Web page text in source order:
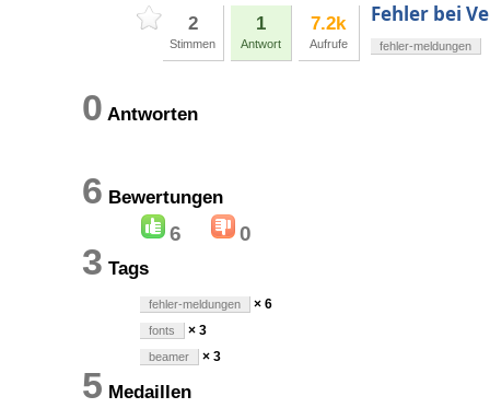
2
Stimmen
1
Antwort
7.2k
Aufrufe
Fehler bei
fehler-meldungen
0 Antworten
6 Bewertungen
6 0
3 Tags
fehler-meldungen × 6
fonts × 3
beamer × 3
5 Medaillen